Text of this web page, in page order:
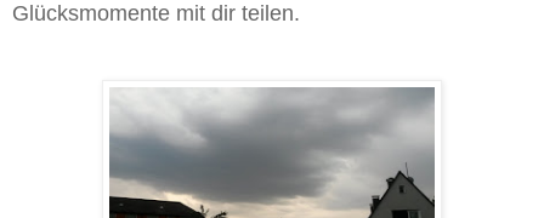
Glücksmomente mit dir teilen.